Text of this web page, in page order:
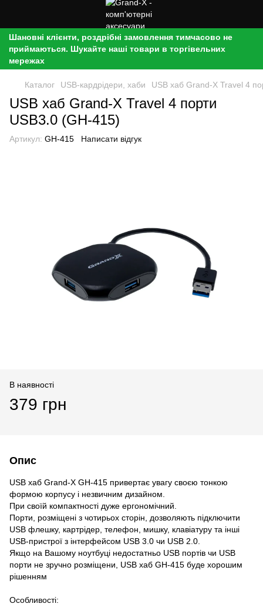
Шановні клієнти, роздрібні замовлення тимчасово не
приймаються. Шукайте наші товари в торгівельних
мережах
Каталог USB-кардрідери, хаби USB хаб Grand-X Travel 4
USB хаб Grand-X Travel 4 порти
USB3.0 (GH-415)
Артикул: GH-415 Написати відгук
В наявності
379 грн
Опис
USB хаб Grand-X GH-415 привертає увагу своєю тонкою
формою корпусу і незвичним дизайном.
При своїй компактності дуже ергономічний.
Порти, розміщені з чотирьох сторін, дозволяють підключити
USB флешку, картрідер, телефон, мишку, клавіатуру та інші
USB-пристрої з інтерфейсом USB 3.0 чи USB 2.0.
Якщо на Вашому ноутбуці недостатньо USB портів чи USB
порти не зручно розміщени, USB хаб GH-415 буде хорошим
рішенням
Особливості: